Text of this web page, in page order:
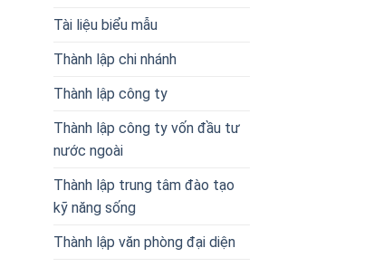
Tài liệu biểu mẫu
Thành lập chi nhánh
Thành lập công ty
Thành lập công ty vốn đầu tư
nước ngoài
Thành lập trung tâm đào tạo
kỹ năng sống
Thành lập văn phòng đại diện